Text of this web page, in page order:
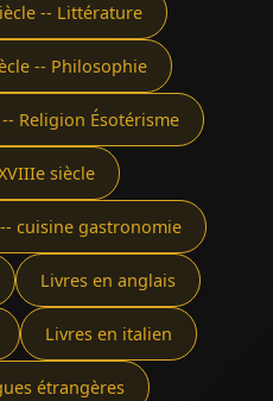
-- Littérature
-- Philosophie
Religion Ésotérisme
siècle
cuisine gastronomie
Livres en anglais
Livres en italien
étrangères